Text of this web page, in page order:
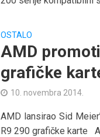
OSTALO
AMD
grafičke
10. novembra 2014.
AMD lansirao Sid
R9 290 grafičke karte